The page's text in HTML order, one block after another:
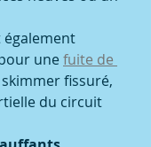
également
une fuite de
fissuré,
du circuit